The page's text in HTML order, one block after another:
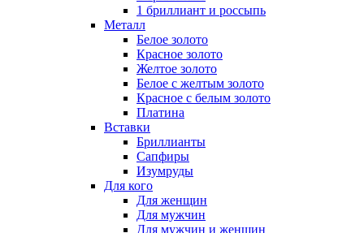
1 бриллиант и россыпь
Металл
Белое золото
Красное золото
Желтое золото
Белое с желтым золото
Красное с белым золото
Платина
Вставки
Бриллианты
Сапфиры
Изумруды
Для кого
Для женщин
Для мужчин
Для мужчин и женщин